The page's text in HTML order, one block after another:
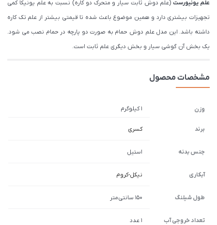
علم یونیورست(علم دوش ثابت سیار و متحرک دو کاره) نسبت به علم یونیکا کمی
تجهیزات بیشتری دارد و همین موضوع باعث شده تا قیمتی بیشتر از علم تک کاره
داشته باشد. این مدل علم دوش حمام به صورت دو پارچه در حمام نصب می شود.
یک بخش آن گوشی سیار و بخش دیگری علم ثابت است.
مشخصات محصول
وزن 1 کیلوگرم
برند کسری
جنس بدنه استیل
آبکاری نیکل-کروم
طول شیلنگ 150 سانتی‌متر
تعداد خروجی آب 1 عدد